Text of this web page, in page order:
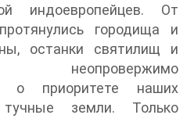
индоевропейцев. От
городища и
останки святилищ и
о приоритете наших
земли. Только